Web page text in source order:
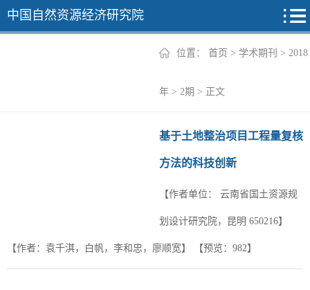
中国自然资源经济研究院
位置： 首页 > 学术期刊 > 2018
年 > 2期 > 正文
基于土地整治项目工程量复核
方法的科技创新
【作者单位： 云南省国土资源规
划设计研究院，昆明 650216】
【作者：袁千淇，白帆，李和忠，廖顺宽】 【预览： 982】